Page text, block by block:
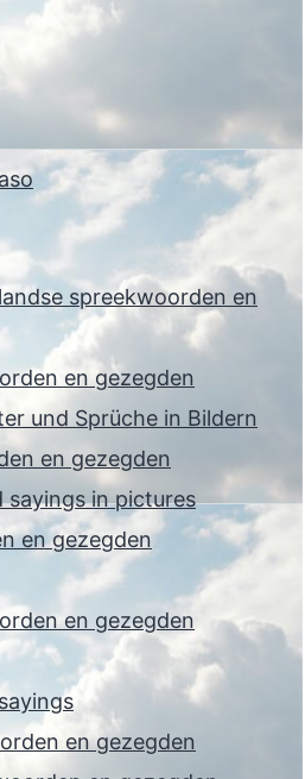
spreekwoorden en
en gezegden
und Sprüche in Bildern
en gezegden
sayings in pictures
en gezegden
en gezegden
en gezegden